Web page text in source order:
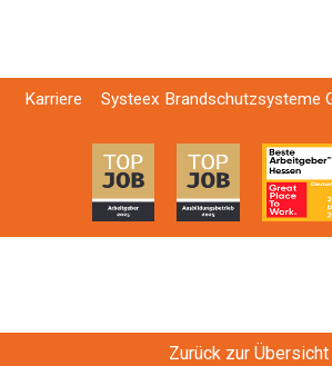
Karriere Systeex Brandschutzsysteme
Zurück zur Übersicht